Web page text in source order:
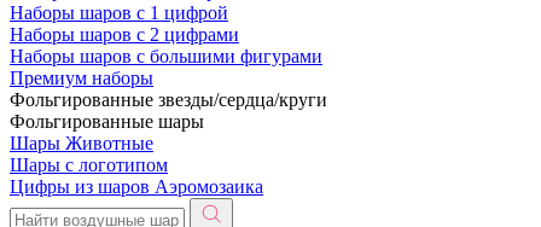
Наборы шаров с 1 цифрой
Наборы шаров с 2 цифрами
Наборы шаров с большими фигурами
Премиум наборы
Фольгированные звезды/сердца/круги
Фольгированные шары
Шары Животные
Шары с логотипом
Цифры из шаров Аэромозаика